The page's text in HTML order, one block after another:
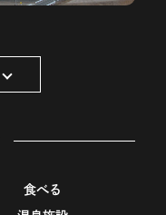
食べる